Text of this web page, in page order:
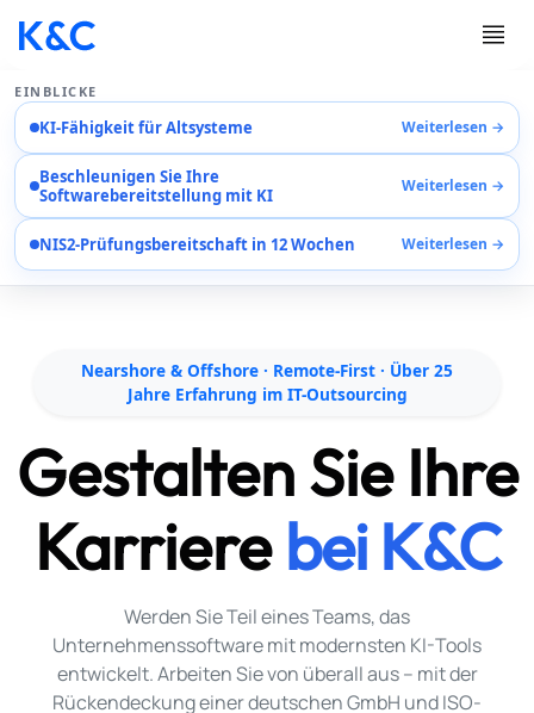
EINBLICKE
KI-Fähigkeit für Altsysteme Weiterlesen →
Beschleunigen Sie Ihre
Softwarebereitstellung mit KI
Weiterlesen →
NIS2-Prüfungsbereitschaft in 12 Wochen Weiterlesen →
Dienstleistungen
Fallstudien
Karriere
Über Uns
Kontaktieren Sie Uns
DE
Nearshore & Offshore · Remote-First · Über 25
Jahre Erfahrung im IT-Outsourcing
Gestalten Sie Ihre
Karrierebei K&C
Werden Sie Teil eines Teams, das
Unternehmenssoftware mit modernsten KI-Tools
entwickelt. Arbeiten Sie von überall aus – mit der
Rückendeckung einer deutschen GmbH und ISO-